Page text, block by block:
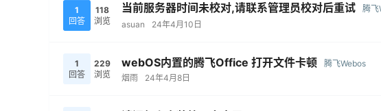
1
回答
118
浏览
当前服务器时间未校对,请联系管理员校对后重试
腾飞
asuan
24年4月10日
1
回答
229
浏览
webOS内置的腾飞Office 打开文件卡顿
腾飞Webos
烟雨
24年4月8日